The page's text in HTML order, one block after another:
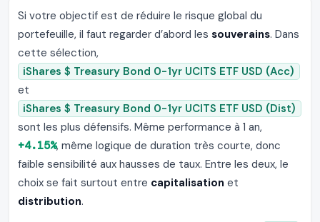
Si votre objectif est de réduire le risque global du
portefeuille, il faut regarder d’abord les souverains. Dans
cette sélection,
iShares $ Treasury Bond 0-1yr UCITS ETF USD (Acc)
et
iShares $ Treasury Bond 0-1yr UCITS ETF USD (Dist)
sont les plus défensifs. Même performance à 1 an,
+4.15%, même logique de duration très courte, donc
faible sensibilité aux hausses de taux. Entre les deux, le
choix se fait surtout entre capitalisation et
distribution.